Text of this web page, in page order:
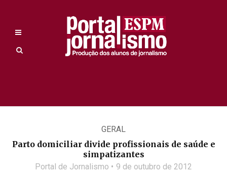
GERAL
Parto domiciliar divide profissionais de saúde e
simpatizantes
Portal de Jornalismo 9 de outubro de 2012